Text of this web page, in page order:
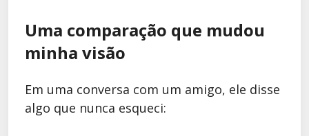
Uma comparação que mudou
minha visão
Em uma conversa com um amigo, ele disse
algo que nunca esqueci: